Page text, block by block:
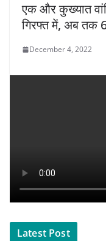
एक और कुख्यात
गिरफ्त में, अब तक
December 4, 2022
Latest Post